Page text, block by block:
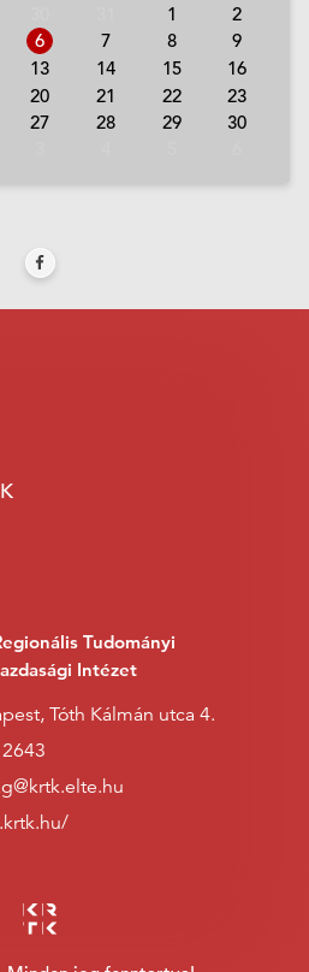
1
2
6 7 8
9
13 14 15
16
20 21 22
23
27 28 29
30
Tudományi
Intézet
Tóth Kálmán utca 4.